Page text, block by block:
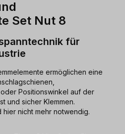
Set Nut 8
für
ermöglichen eine
Positionswinkel auf der
und sicher Klemmen.
nicht mehr notwendig.